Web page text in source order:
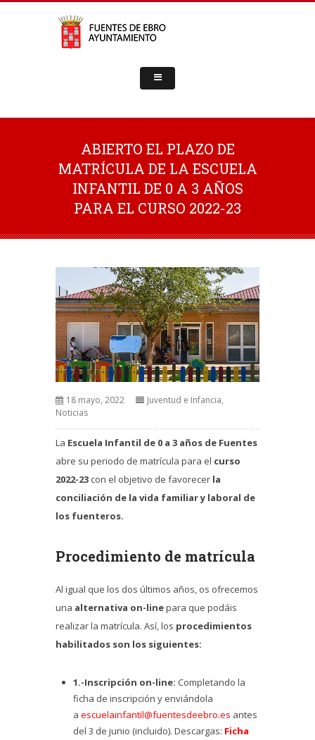
ABIERTO EL PLAZO DE
MATRÍCULA DE LA ESCUELA
INFANTIL DE 0 A 3 AÑOS
PARA EL CURSO 2022-23
18 mayo, 2022 Juventud e Infancia,
Noticias
La Escuela Infantil de 0 a 3 años de Fuentes
abre su periodo de matrícula para el curso
2022-23 con el objetivo de favorecer la
conciliación de la vida familiar y laboral de
los fuenteros.
Procedimiento de matrícula
Al igual que los dos últimos años, os ofrecemos
una alternativa on-linepara que podáis
realizar la matrícula. Así, los procedimientos
habilitados son los siguientes:
1.-Inscripción on-line: Completando la
ficha de inscripción y enviándola
a escuelainfantil@fuentesdeebro.es antes
del 3 de junio (incluido). Descargas: Ficha